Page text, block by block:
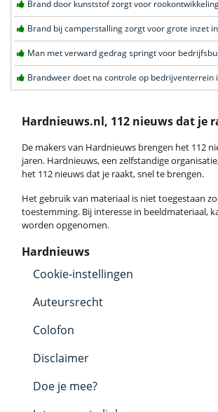
Brand door kunststof zorgt voor
Brand bij camperstalling zorgt voor grote inzet
Hardnieuws.nl, 112 nieuws dat je
De makers van Hardnieuws brengen het 112
jaren. Hardnieuws, een zelfstandige
het 112 nieuws dat je raakt, snel te brengen.
Het gebruik van materiaal is niet toegestaan
toestemming. Bij interesse in beeldmateriaal,
worden opgenomen.
Hardnieuws
Cookie-instellingen
Auteursrecht
Colofon
Disclaimer
Doe je mee?